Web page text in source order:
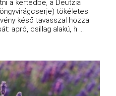
a kertedbe, a Deutzia
tökéletes
késő tavasszal hozza
apró, csillag alakú, h ...